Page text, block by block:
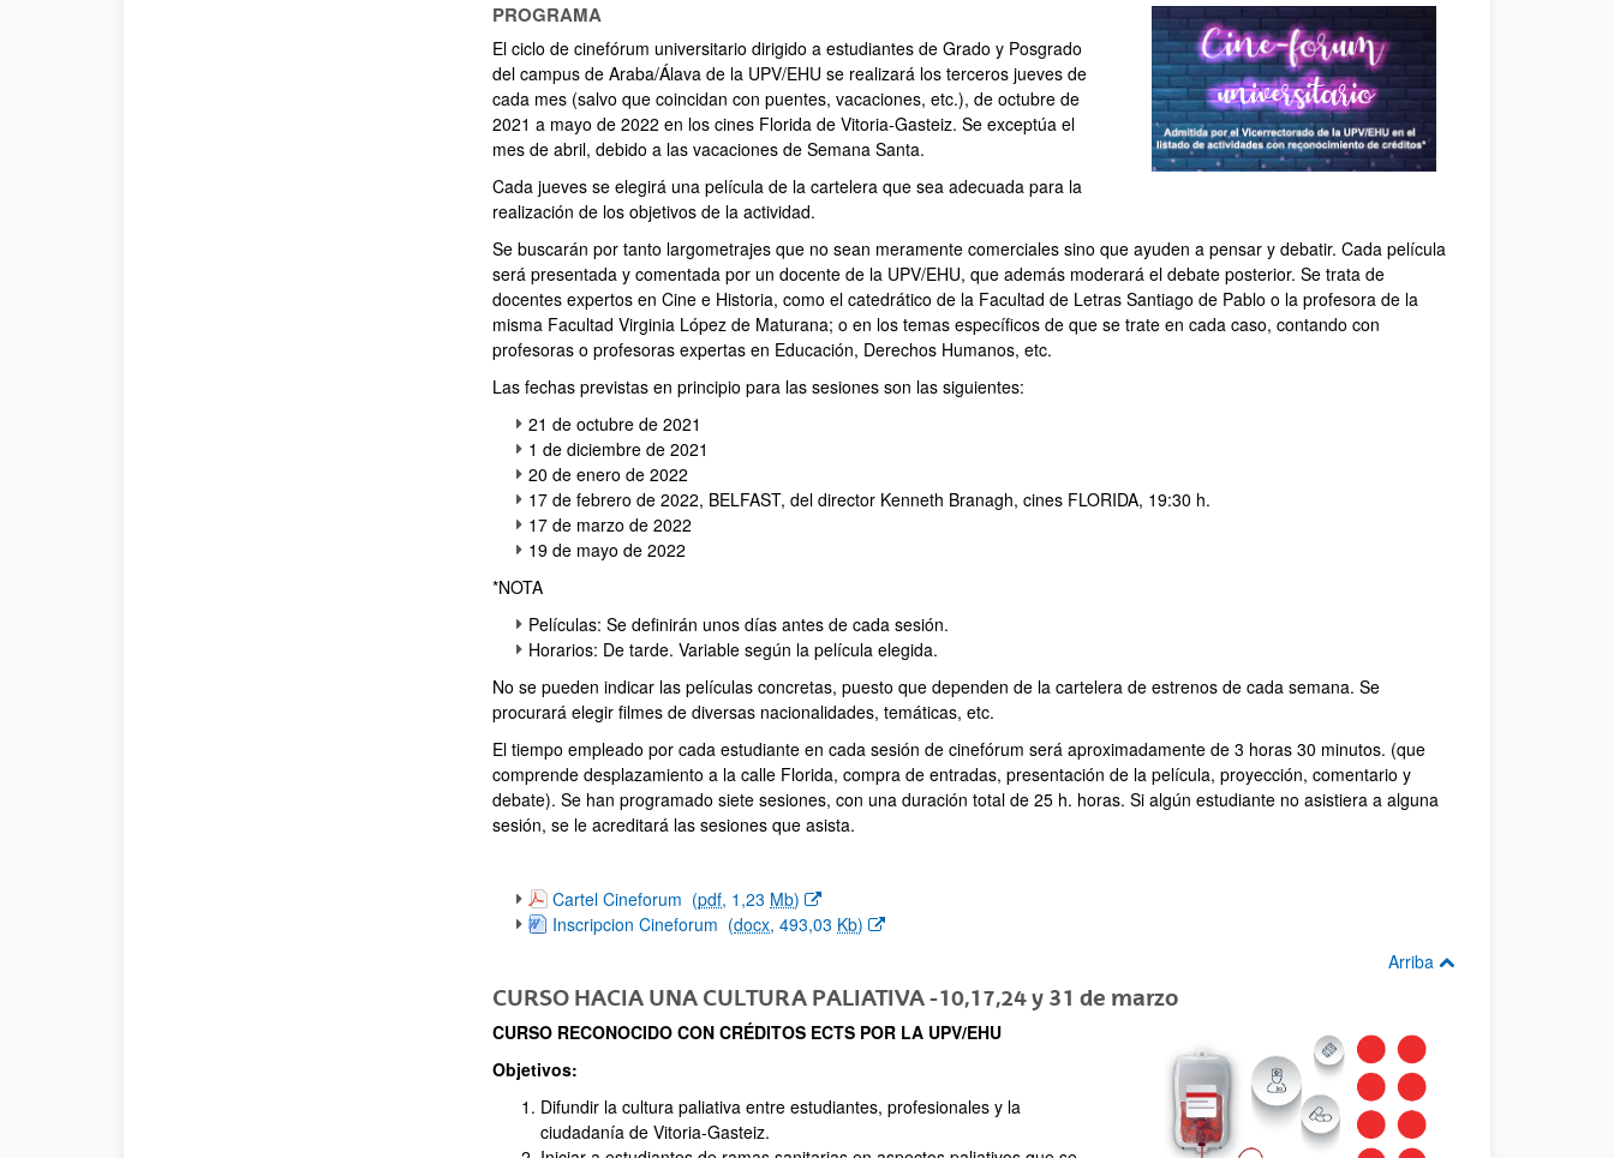
PROGRAMA
El ciclo de cinefórum universitario dirigido a estudiantes de Grado y Posgrado
del campus de Araba/Álava de la UPV/EHU se realizará los terceros jueves de
cada mes (salvo que coincidan con puentes, vacaciones, etc.), de octubre de
2021 a mayo de 2022 en los cines Florida de Vitoria-Gasteiz. Se exceptúa el
mes de abril, debido a las vacaciones de Semana Santa.
Cada jueves se elegirá una película de la cartelera que sea adecuada para la
realización de los objetivos de la actividad.
Se buscarán por tanto largometrajes que no sean meramente comerciales sino que ayuden a pensar y debatir. Cada película
será presentada y comentada por un docente de la UPV/EHU, que además moderará el debate posterior. Se trata de
docentes expertos en Cine e Historia, como el catedrático de la Facultad de Letras Santiago de Pablo o la profesora de la
misma Facultad Virginia López de Maturana; o en los temas específicos de que se trate en cada caso, contando con
profesoras o profesoras expertas en Educación, Derechos Humanos, etc.
Las fechas previstas en principio para las sesiones son las siguientes:
21 de octubre de 2021
1 de diciembre de 2021
20 de enero de 2022
17 de febrero de 2022, BELFAST, del director Kenneth Branagh, cines FLORIDA, 19:30 h.
17 de marzo de 2022
19 de mayo de 2022
*NOTA
Películas: Se definirán unos días antes de cada sesión.
Horarios: De tarde. Variable según la película elegida.
No se pueden indicar las películas concretas, puesto que dependen de la cartelera de estrenos de cada semana. Se
procurará elegir filmes de diversas nacionalidades, temáticas, etc.
El tiempo empleado por cada estudiante en cada sesión de cinefórum será aproximadamente de 3 horas 30 minutos. (que
comprende desplazamiento a la calle Florida, compra de entradas, presentación de la película, proyección, comentario y
debate). Se han programado siete sesiones, con una duración total de 25 h. horas. Si algún estudiante no asistiera a alguna
sesión, se le acreditará las sesiones que asista.
(Abre una nueva ventana)
Cartel Cineforum (pdf, 1,23 Mb)
(Abre una nueva ventana)
Inscripcion Cineforum (docx, 493,03 Kb)
Arriba
CURSO HACIA UNA CULTURA PALIATIVA -10,17,24 y 31 de marzo
CURSO RECONOCIDO CON CRÉDITOS ECTS POR LA UPV/EHU
Objetivos:
Difundir la cultura paliativa entre estudiantes, profesionales y la
ciudadanía de Vitoria-Gasteiz.